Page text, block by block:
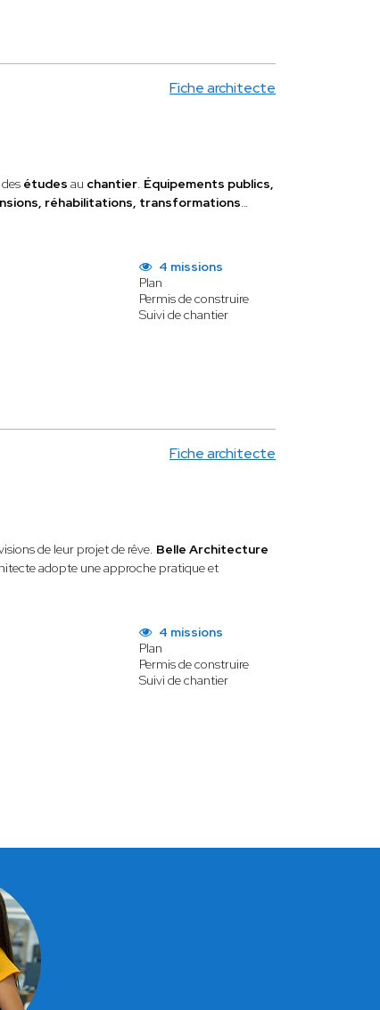
Fiche architecte
études au chantier. Équipements publics,
réhabilitations, transformations…
4 missions
Plan
Permis de construire
Suivi de chantier
Fiche architecte
de leur projet de rêve. Belle Architecture
adopte une approche pratique et
4 missions
Plan
Permis de construire
Suivi de chantier